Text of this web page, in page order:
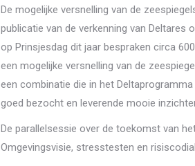
De mogelijke versnelling van de
publicatie van de verkenning van Deltares
op Prinsjesdag dit jaar bespraken circa
een mogelijke versnelling van de
een combinatie die in het
goed bezocht en leverende mooie
De parallelsessie over de toekomst van
Omgevingsvisie, stresstesten en